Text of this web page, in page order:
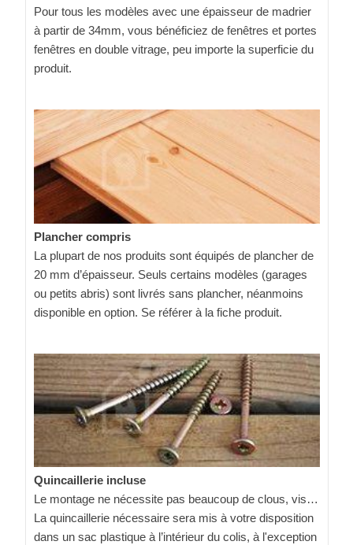
Pour tous les modèles avec une épaisseur de madrier
à partir de 34mm, vous bénéficiez de fenêtres et portes
fenêtres en double vitrage, peu importe la superficie du
produit.
Plancher compris
La plupart de nos produits sont équipés de plancher de
20 mm d’épaisseur. Seuls certains modèles (garages
ou petits abris) sont livrés sans plancher, néanmoins
disponible en option. Se référer à la fiche produit.
Quincaillerie incluse
Le montage ne nécessite pas beaucoup de clous, vis…
La quincaillerie nécessaire sera mis à votre disposition
dans un sac plastique à l’intérieur du colis, à l'exception